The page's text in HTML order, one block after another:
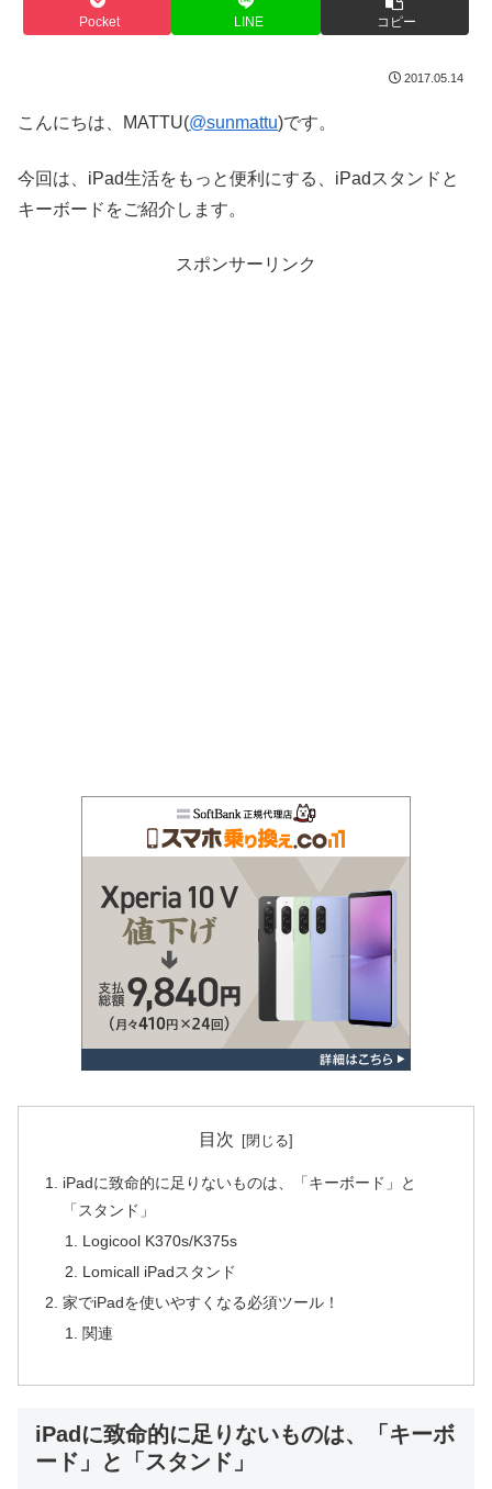
Pocket LINE コピー
2017.05.14
こんにちは、MATTU(@sunmattu)です。
今回は、iPad生活をもっと便利にする、iPadスタンドと
キーボードをご紹介します。
スポンサーリンク
目次
iPadに致命的に足りないものは、「キーボード」と
「スタンド」
Logicool K370s/K375s
Lomicall iPadスタンド
家でiPadを使いやすくなる必須ツール！
関連
iPadに致命的に足りないものは、「キーボ
ード」と「スタンド」